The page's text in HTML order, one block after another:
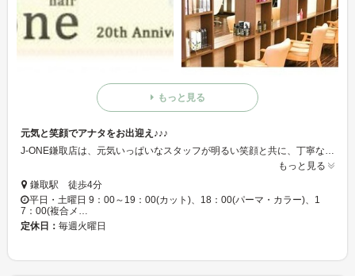
もっと見る
元気と笑顔でアナタをお出迎え♪♪♪
もっと見る
鎌取駅 徒歩4分
平日・土曜日 9：00～19：00(カット)、18：00(パーマ・カラー)、1
7：00(複合メ…
定休日： 毎週火曜日